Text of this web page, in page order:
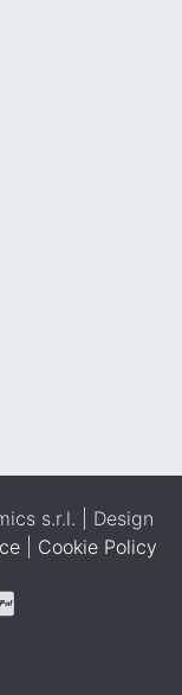
s.r.l. | Design
Cookie Policy